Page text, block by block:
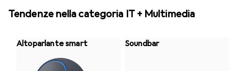
Tendenze nella categoria IT + Multimedia
Altoparlante smart Soundbar